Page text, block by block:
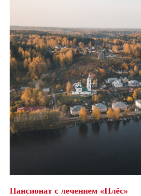
Пансионат с лечением «Плёс»